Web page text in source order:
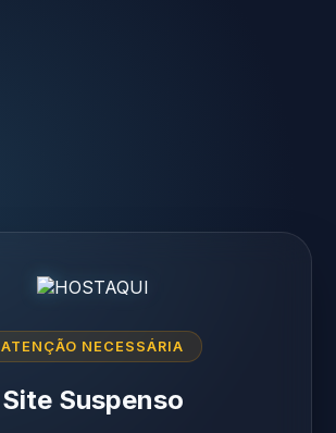
ATENÇÃO NECESSÁRIA
Site Suspenso